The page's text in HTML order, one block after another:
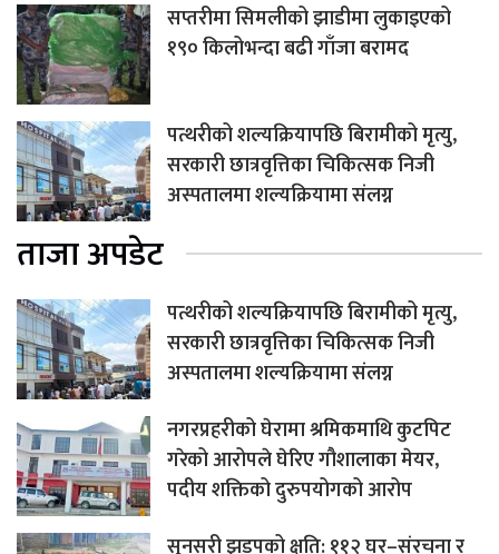
सप्तरीमा सिमलीको झाडीमा लुकाइएको
१९० किलोभन्दा बढी गाँजा बरामद
पत्थरीको शल्यक्रियापछि बिरामीको मृत्यु,
सरकारी छात्रवृत्तिका चिकित्सक निजी
अस्पतालमा शल्यक्रियामा संलग्न
ताजा अपडेट
पत्थरीको शल्यक्रियापछि बिरामीको मृत्यु,
सरकारी छात्रवृत्तिका चिकित्सक निजी
अस्पतालमा शल्यक्रियामा संलग्न
नगरप्रहरीको घेरामा श्रमिकमाथि कुटपिट
गरेको आरोपले घेरिए गौशालाका मेयर,
पदीय शक्तिको दुरुपयोगको आरोप
सुनसरी झडपको क्षति: ११२ घर–संरचना र